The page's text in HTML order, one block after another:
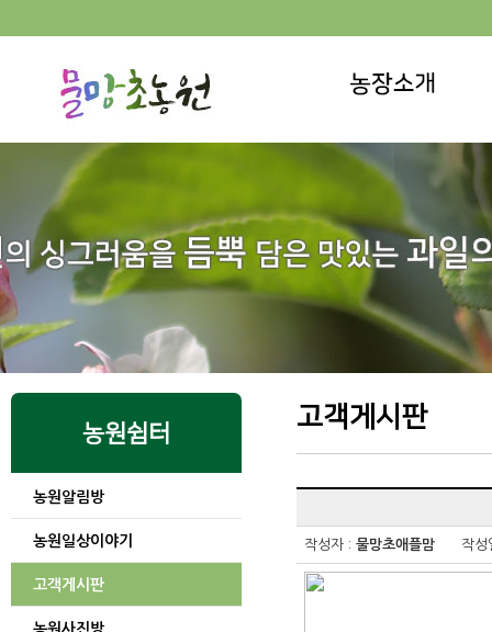
농원쉼터
농원알림방
농원일상이야기
고객게시판
농원사진방
고객게시판
테이블
게시글을
보기
작성자 : 물망초애플맘 작성